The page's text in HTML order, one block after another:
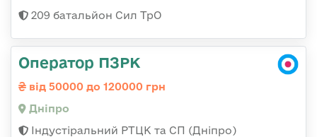
209 батальйон Сил ТрО
Оператор ПЗРК
від 50000 до 120000 грн
Дніпро
Індустіральний РТЦК та СП (Дніпро)